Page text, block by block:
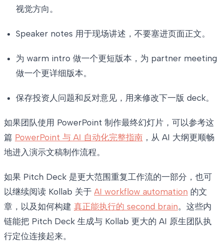
视觉方向。
Speaker notes 用于现场讲述，不要塞进页面正文。
为 warm intro 做一个更短版本，为 partner meeting
做一个更详细版本。
保存投资人问题和反对意见，用来修改下一版 deck。
如果团队使用 PowerPoint 制作最终幻灯片，可以参考这
篇 PowerPoint 与 AI 自动化完整指南 ，从 AI 大纲更顺畅
地进入演示文稿制作流程。
如果 Pitch Deck 是更大范围重复工作流的一部分，也可
以继续阅读 Kollab 关于 AI workflow automation 的文
章，以及如何构建 真正能执行的 second brain。这些内
链能把 Pitch Deck 生成与 Kollab 更大的 AI 原生团队执
行定位连接起来。